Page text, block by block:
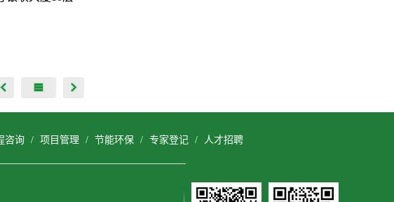
咨询 / 项目管理 / 节能环保 / 专家登记 / 人才招聘